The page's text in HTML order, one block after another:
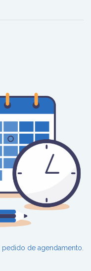
pedido de agendamento